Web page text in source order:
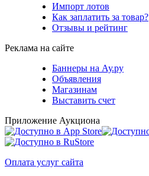
Импорт лотов
Как заплатить за товар?
Отзывы и рейтинг
Реклама на сайте
Баннеры на Ау.ру
Объявления
Магазинам
Выставить счет
Приложение Аукциона
Оплата услуг сайта